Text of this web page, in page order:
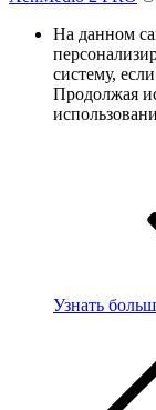
На данном
систему,
Продолжая
Узнать